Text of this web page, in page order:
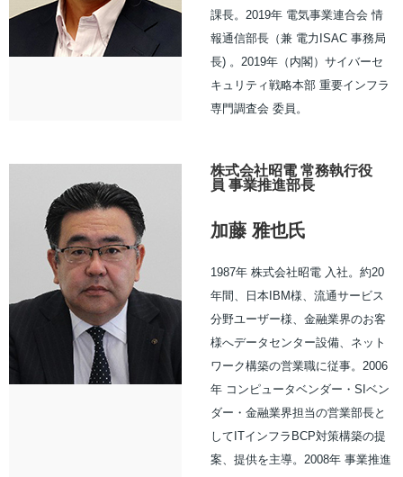
課長。2019年 電気事業連合会 情
報通信部長（兼 電力ISAC 事務局
長) 。2019年（内閣）サイバーセ
キュリティ戦略本部 重要インフラ
専門調査会 委員。
株式会社昭電 常務執行役
員 事業推進部長
加藤 雅也氏
1987年 株式会社昭電 入社。約20
年間、日本IBM様、流通サービス
分野ユーザー様、金融業界のお客
様へデータセンター設備、ネット
ワーク構築の営業職に従事。2006
年 コンピュータベンダー・SIベン
ダー・金融業界担当の営業部長と
してITインフラBCP対策構築の提
案、提供を主導。2008年 事業推進